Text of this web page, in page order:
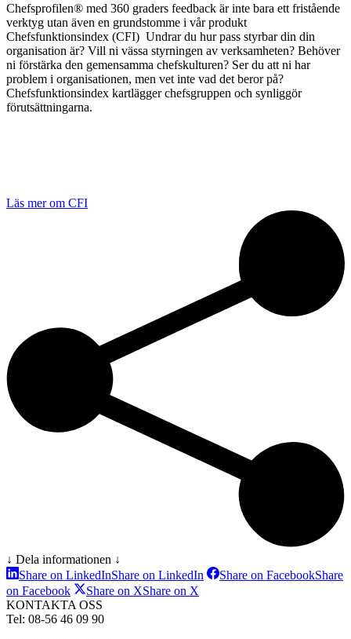
Chefsprofilen® med 360 graders feedback är inte bara ett fristående
verktyg utan även en grundstomme i vår produkt
Chefsfunktionsindex (CFI) Undrar du hur pass styrbar din din
organisation är? Vill ni vässa styrningen av verksamheten? Behöver
ni förstärka den gemensamma chefskulturen? Ser du att ni har
problem i organisationen, men vet inte vad det beror på?
Chefsfunktionsindex kartlägger chefsgruppen och synliggör
förutsättningarna.
Läs mer om CFI
↓ Dela informationen ↓
Share on LinkedInShare on LinkedIn Share on FacebookShare
on Facebook
Share on XShare on X
KONTAKTA OSS
Tel: 08-56 46 09 90